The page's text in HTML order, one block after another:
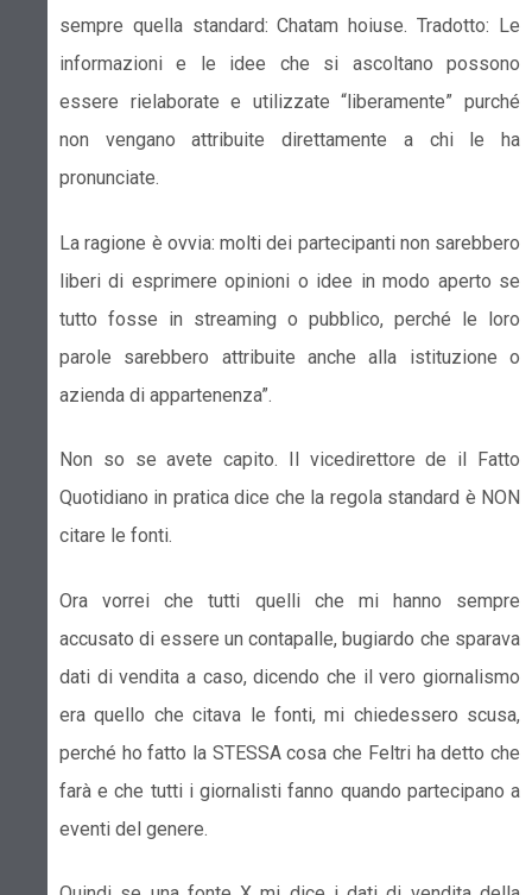
sempre quella standard: Chatam hoiuse. Tradotto: Le
informazioni e le idee che si ascoltano possono
essere rielaborate e utilizzate “liberamente” purché
non vengano attribuite direttamente a chi le ha
pronunciate.
La ragione è ovvia: molti dei partecipanti non sarebbero
liberi di esprimere opinioni o idee in modo aperto se
tutto fosse in streaming o pubblico, perché le loro
parole sarebbero attribuite anche alla istituzione o
azienda di appartenenza”.
Non so se avete capito. Il vicedirettore de il Fatto
Quotidiano in pratica dice che la regola standard è NON
citare le fonti.
Ora vorrei che tutti quelli che mi hanno sempre
accusato di essere un contapalle, bugiardo che sparava
dati di vendita a caso, dicendo che il vero giornalismo
era quello che citava le fonti, mi chiedessero scusa,
perché ho fatto la STESSA cosa che Feltri ha detto che
farà e che tutti i giornalisti fanno quando partecipano a
eventi del genere.